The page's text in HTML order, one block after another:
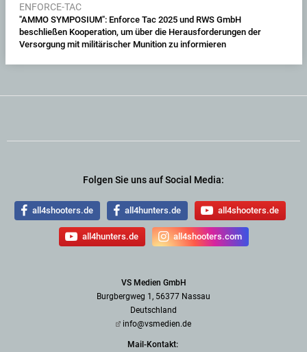
ENFORCE-TAC
"AMMO SYMPOSIUM": Enforce Tac 2025 und RWS GmbH
beschließen Kooperation, um über die Herausforderungen der
Versorgung mit militärischer Munition zu informieren
Folgen Sie uns auf Social Media:
all4shooters.de all4hunters.de all4shooters.de
all4hunters.de all4shooters.com
VS Medien GmbH
Burgbergweg 1, 56377 Nassau
Deutschland
info@vsmedien.de
Mail-Kontakt: